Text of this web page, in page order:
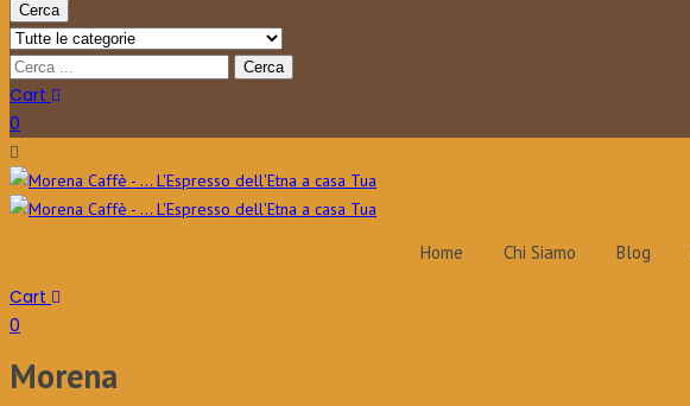
Cerca
Cart
0
Home Chi Siamo Blog
Cart
0
Morena